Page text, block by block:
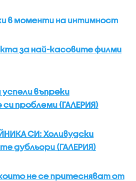
в моменти на интимност
за най-касовите филми
въпреки
проблеми (ГАЛЕРИЯ)
СИ: Холивудски
дубльори (ГАЛЕРИЯ)
не се притесняват от